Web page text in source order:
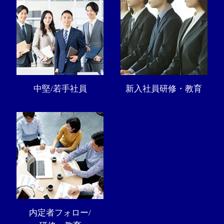
中堅/若手社員 新入社員研修・教育
内定者フォロー/